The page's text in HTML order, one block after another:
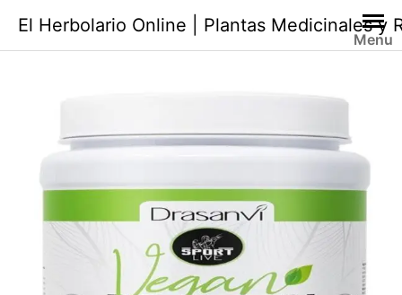
contenido
El Herbolario Online | Plantas Medicinales y
Menu